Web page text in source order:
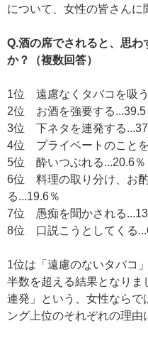
について、女性の皆さんに
Q.酒の席でされると、思
か？（複数回答）
1位 遠慮なくタバコを吸
2位 お酒を強要する...39.5
3位 下ネタを連発する
4位 プライベートのこと
5位 酔いつぶれる...20.6％
6位 料理の取り分け、お
る...19.6％
7位 愚痴を聞かされる
8位 口説こうとしてくる
1位は「遠慮のないタバコ
半数を超える結果となり
連発」という、女性ならで
ング上位のそれぞれの理由